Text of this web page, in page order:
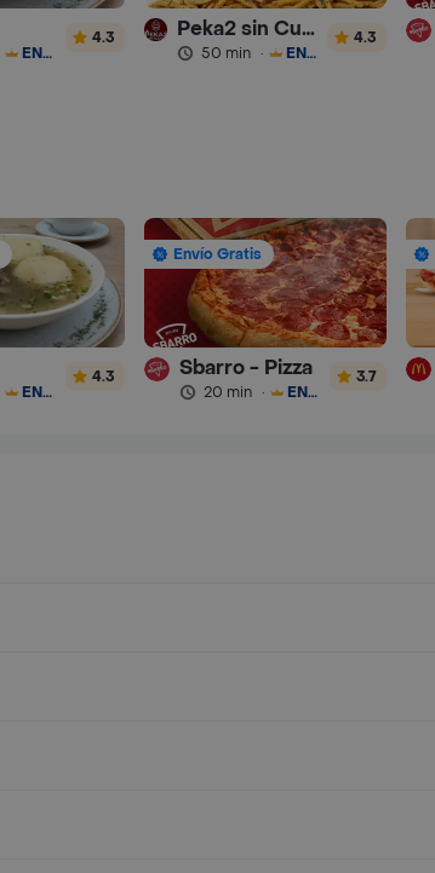
ENVÍO GRATIS
4.3 Peka2 sin Culpa Lourdes
50 min · ENVÍO GRATIS
4.3
ENVÍO GRATIS
4.3
Envío Gratis
Sbarro - Pizza
20 min · ENVÍO GRATIS
3.7